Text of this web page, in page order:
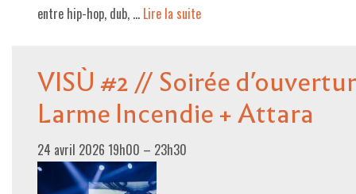
entre hip-hop, dub, … Lire la suite­­
VISÙ #2 // Soirée
Larme Incendie + Attara
24 avril 2026 19h00 – 23h30